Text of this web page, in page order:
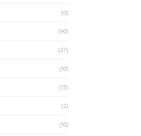
(0)
(90)
(27)
(10)
(13)
(2)
(10)